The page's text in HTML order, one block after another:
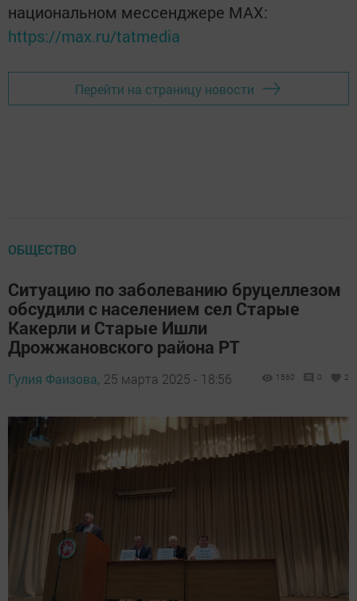
национальном мессенджере MАХ:
https://max.ru/tatmedia
Перейти на страницу новости
ОБЩЕСТВО
Ситуацию по заболеванию бруцеллезом
обсудили с населением сел Старые
Какерли и Старые Ишли
Дрожжановского района РТ
Гулия Фаизова, 25 марта 2025 - 18:56 1560 0 2